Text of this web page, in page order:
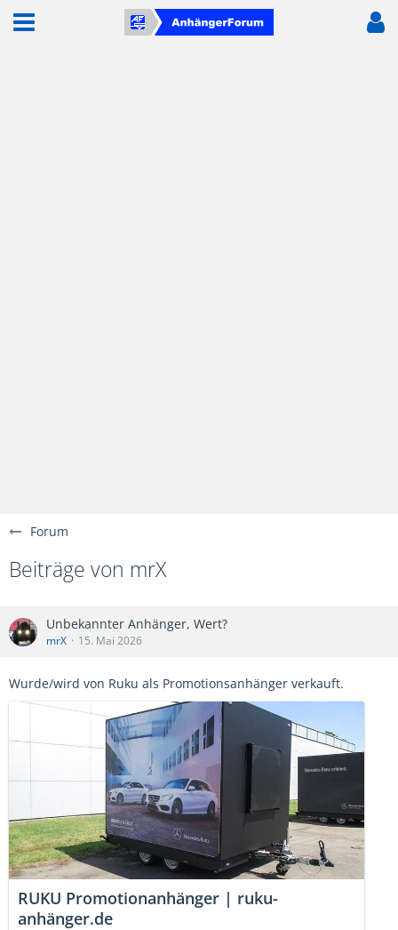
Forum
Beiträge von mrX
Unbekannter Anhänger, Wert?
mrX 15. Mai 2026
Wurde/wird von Ruku als Promotionsanhänger verkauft.
RUKU Promotionanhänger | ruku-
anhänger.de